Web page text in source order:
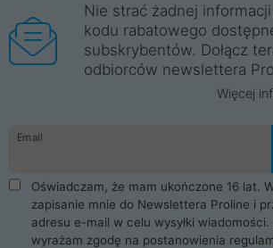
Nie strać żadnej
kodu rabatowego
subskrybentów. Dołącz
odbiorców newslettera
Więcej
Email
Oświadczam, że mam ukończone 16 lat.
zapisanie mnie do Newslettera Proline i
adresu e-mail w celu wysyłki wiadomości.
wyrażam zgodę na postanowienia